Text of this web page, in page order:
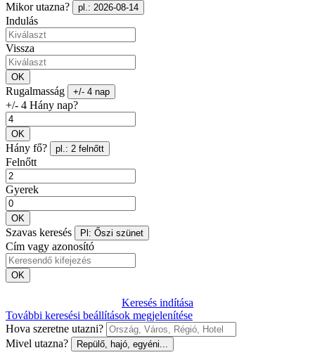
Mikor utazna? pl.: 2026-08-14
Indulás
Vissza
OK
Rugalmasság +/- 4 nap
+/- 4 Hány nap?
OK
Hány fő? pl.: 2 felnőtt
Felnőtt
Gyerek
OK
Szavas keresés Pl: Őszi szünet
Cím vagy azonosító
OK
Keresés indítása
További keresési beállítások megjelenítése
Hova szeretne utazni?
Mivel utazna?
Repülő, hajó, egyéni...